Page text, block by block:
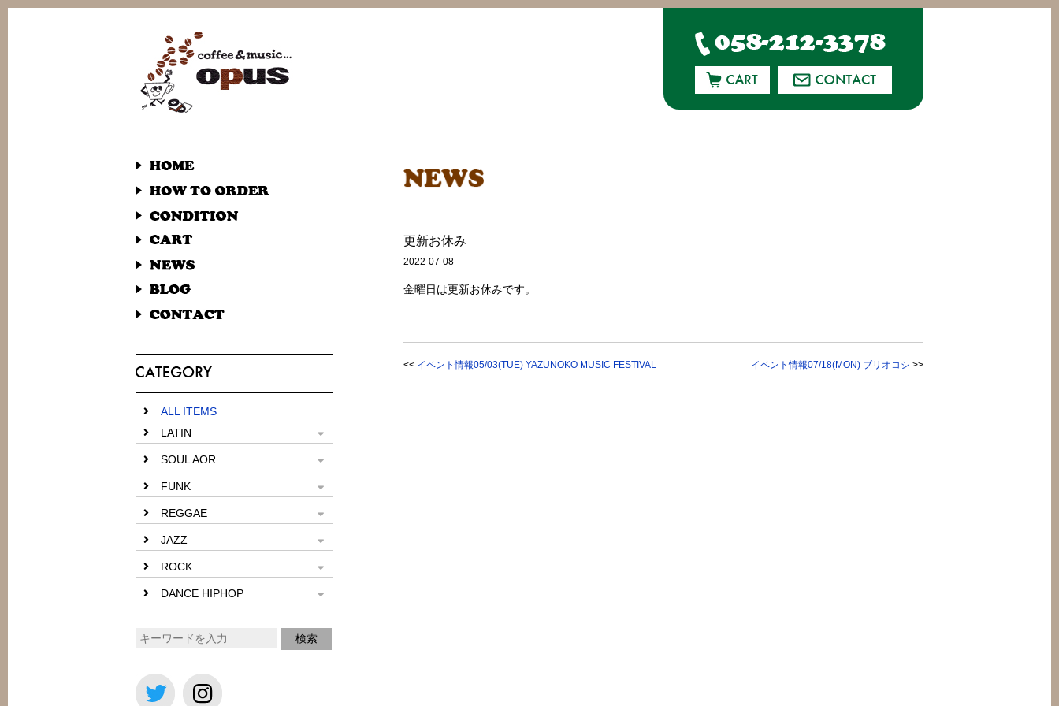
ALL ITEMS
LATIN
SOUL AOR
FUNK
REGGAE
JAZZ
ROCK
DANCE HIPHOP
更新お休み
2022-07-08
金曜日は更新お休みです。
<< イベント情報05/03(TUE) YAZUNOKO MUSIC FESTIVAL イベント情報07/18(MON) ブリオコシ >>